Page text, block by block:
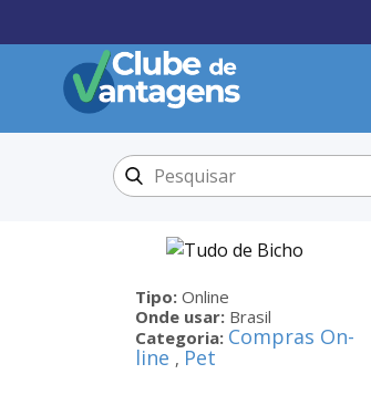
Tipo: Online
Onde usar: Brasil
Categoria: Compras On-
line , Pet